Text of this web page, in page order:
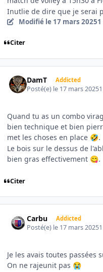
Inutlie de dire que je serai
Modifié le 17 mars 20251
Citer
DamT Addicted
Posté(e) le 17 mars 2025
Quand tu as un combo
bien technique et bien
met les choses en place 🤣.
Le bois sur le dessus de
bien gras effectivement 😋.
Citer
Carbu Addicted
Posté(e) le 17 mars 2025
Je les avais toutes passées
On ne rajeunit pas 😭